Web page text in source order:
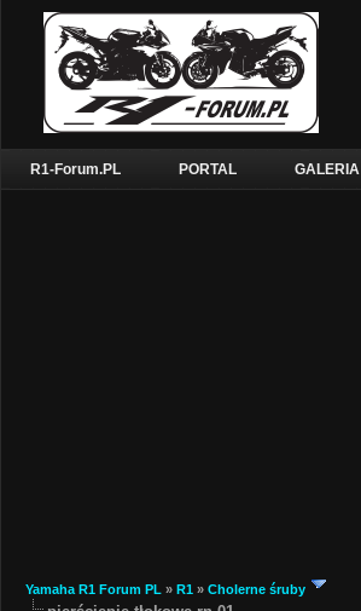
R1-Forum.PL PORTAL GALERIA
Yamaha R1 Forum PL » R1 » Cholerne śruby